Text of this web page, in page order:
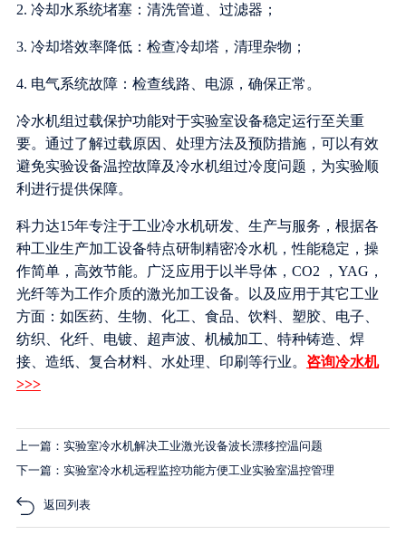
2. 冷却水系统堵塞：清洗管道、过滤器；
3. 冷却塔效率降低：检查冷却塔，清理杂物；
4. 电气系统故障：检查线路、电源，确保正常。
冷水机组过载保护功能对于实验室设备稳定运行至关重
要。通过了解过载原因、处理方法及预防措施，可以有效
避免实验设备温控故障及冷水机组过冷度问题，为实验顺
利进行提供保障。
科力达15年专注于工业冷水机研发、生产与服务，根据各
种工业生产加工设备特点研制精密冷水机，性能稳定，操
作简单，高效节能。广泛应用于以半导体，CO2 ，YAG，
光纤等为工作介质的激光加工设备。以及应用于其它工业
方面：如医药、生物、化工、食品、饮料、塑胶、电子、
纺织、化纤、电镀、超声波、机械加工、特种铸造、焊
接、造纸、复合材料、水处理、印刷等行业。 咨询冷水机
>>>
上一篇：实验室冷水机解决工业激光设备波长漂移控温问题
下一篇：实验室冷水机远程监控功能方便工业实验室温控管理
返回列表